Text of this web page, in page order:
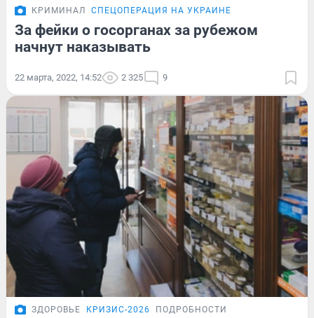
КРИМИНАЛ СПЕЦОПЕРАЦИЯ НА УКРАИНЕ
За фейки о госорганах за рубежом
начнут наказывать
22 марта, 2022, 14:52 2 325 9
ЗДОРОВЬЕ КРИЗИС-2026 ПОДРОБНОСТИ